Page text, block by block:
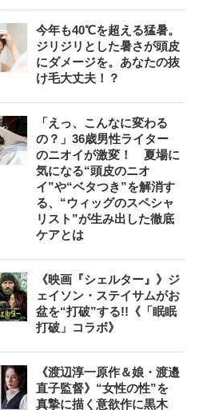
今年も40℃を超える猛暑。
ジリジリとした暑さが頭皮
にダメージを。あなたの抜
け毛大丈夫！？
「えっ、こんなに変わる
の？」36歳男性ライター
のニオイが激変！ 夏場に
気になる“頭皮のニオ
イ”や“ベタつき”を解消す
る、“ウィッグのスペシャ
リスト”が生み出した徹底
ケアとは
《映画『シェルター』》ジ
ェイソン・ステイサムがお
盆を“打破”する!!《「眠眠
打破」コラボ》
《渡辺淳一原作＆娘・渡邉
直子監督》“女性の性”を
真摯に描く意欲作に黒木